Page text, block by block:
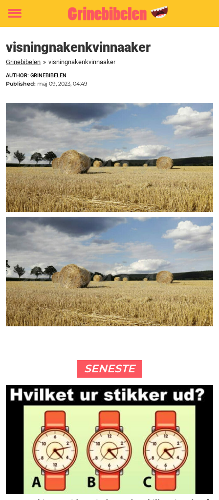
Toggle
visningnakenkvinnaaker
Grinebibelen » visningnakenkvinnaaker
AUTHOR: GRINEBIBELEN
Published: maj 09, 2023, 04:49
SENESTE